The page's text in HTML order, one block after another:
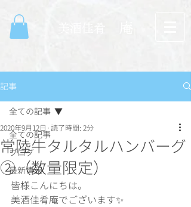
記事
全ての記事
ブログ
最新情報
全ての記事
常陸牛タルタルハンバーグ
②（数量限定）
2020年9月12日 読了時間: 2分
皆様こんにちは。
美酒佳肴庵でございます✨